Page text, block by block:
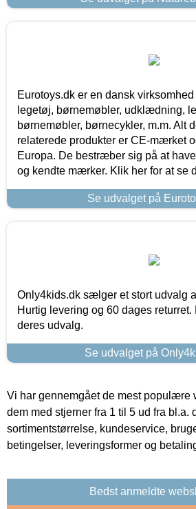
Eurotoys.dk er en dansk
legetøj, børnemøbler, udklædning,
børnemøbler, børnecykler, m.m. Alt
relaterede produkter er CE-mærket
Europa. De bestræber sig på at
og kendte mærker. Klik her for at se
Se udvalget på
Only4kids.dk sælger et stort udvalg
Hurtig levering og 60 dages returret.
deres udvalg.
Se udvalget på
Vi har gennemgået de mest populære
dem med stjerner fra 1 til 5 ud fra bl.a.
sortimentstørrelse, kundeservice,
betingelser, leveringsformer og
Bedst anmeldte